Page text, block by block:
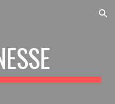
Skip to navigation